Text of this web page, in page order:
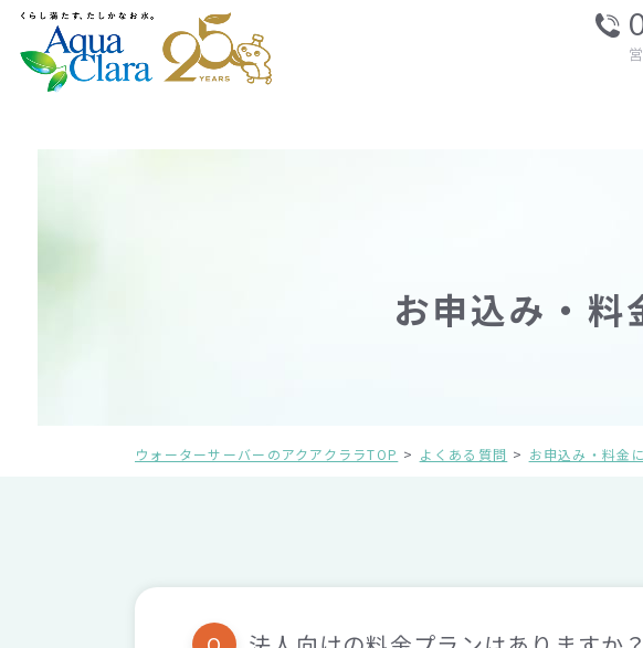
お申込み・料
ウォーターサーバーのアクアクララTOP よくある質問 お申込み・料金